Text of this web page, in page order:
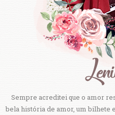
Sempre acreditei que o amor
bela história de amor, um bilhete